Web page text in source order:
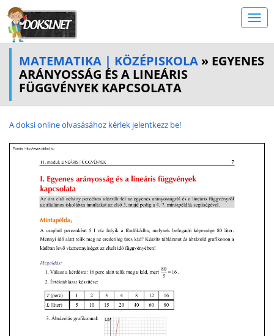
MATEMATIKA | KÖZÉPISKOLA » EGYENES
ARÁNYOSSÁG ÉS A LINEÁRIS
FÜGGVÉNYEK KAPCSOLATA
A doksi online olvasásához kérlek jelentkezz be!